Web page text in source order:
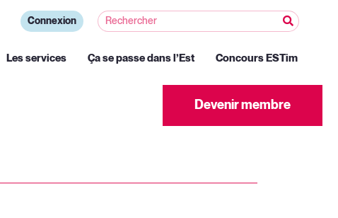
Connexion
Les services Ça se passe dans l’Est Concours ESTim
Devenir membre